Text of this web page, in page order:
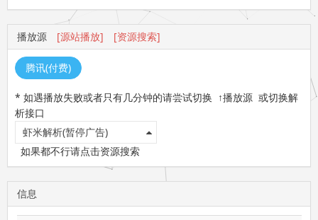
播放源 [源站播放] [资源搜索]
腾讯(付费)
* 如遇播放失败或者只有几分钟的请尝试切换 ↑播放源 或切换解
析接口
虾米解析(暂停广告)
如果都不行请点击资源搜索
信息